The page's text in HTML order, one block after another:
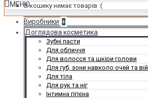
В кошику немає товарів :(
МЕНЮ
Виробники +
Доглядова косметика
Зубні пасти
Для обличчя
Для волосся та шкіри голови
Для губ, зони навколо очей та вій
Для тіла
Для рук та ніг
Інтимна гігієна